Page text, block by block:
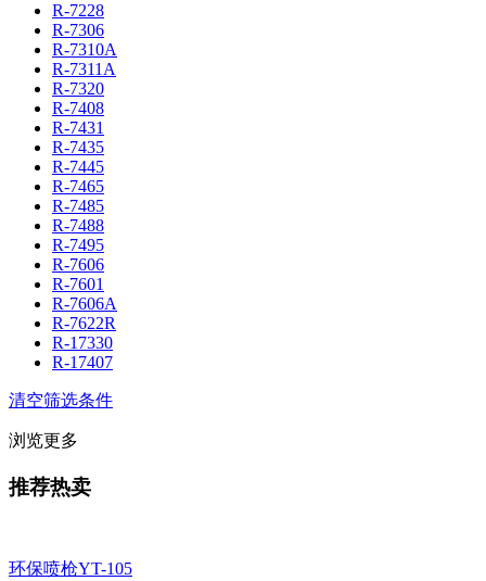
R-7228
R-7306
R-7310A
R-7311A
R-7320
R-7408
R-7431
R-7435
R-7445
R-7465
R-7485
R-7488
R-7495
R-7606
R-7601
R-7606A
R-7622R
R-17330
R-17407
清空筛选条件
浏览更多
推荐热卖
环保喷枪YT-105